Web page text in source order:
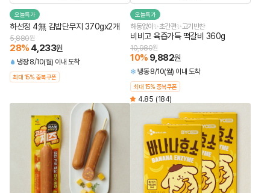
오늘특가
하선정 4無 김밥단무지 370gx2개
5,880원
28% 4,233원
냉장 8/10(월) 이내 도착
최대 15% 중복쿠폰
오늘특가
해동없이✨초간편✨고기반찬
비비고 육즙가득 떡갈비 360g
10,980원
10% 9,882원
냉동 8/10(월) 이내 도착
최대 15% 중복쿠폰
4.85 (184)